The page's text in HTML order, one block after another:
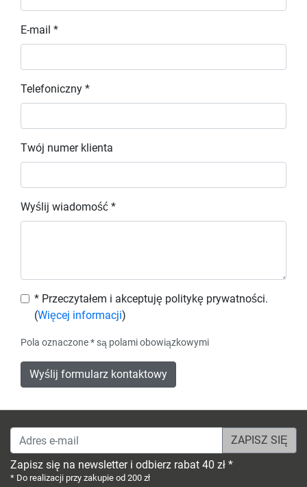
E-mail *
Telefoniczny *
Twój numer klienta
Wyślij wiadomość *
* Przeczytałem i akceptuję politykę prywatności.
(Więcej informacji)
Pola oznaczone * są polami obowiązkowymi
Wyślij formularz kontaktowy
Adres e-mail
Zapisz się na newsletter i odbierz rabat 40 zł *
* Do realizacji przy zakupie od 200 zł